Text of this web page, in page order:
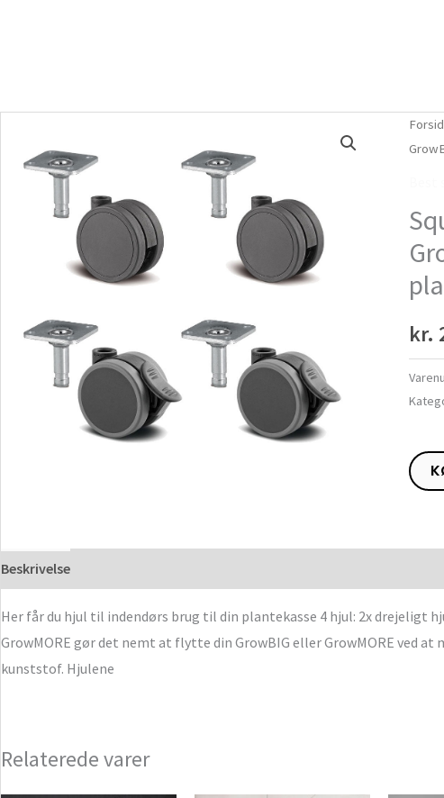
kr.
Beskrivelse
Her får du hjul til indendørs brug til din plantekasse 4 hjul: 2x drejeligt
GrowMORE gør det nemt at flytte din GrowBIG eller GrowMORE ved
kunststof. Hjulene
Relaterede varer